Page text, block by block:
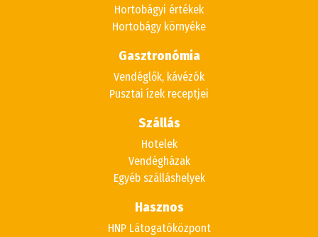
Hortobágyi értékek
Hortobágy környéke
Gasztronómia
Vendéglők, kávézók
Pusztai ízek receptjei
Szállás
Hotelek
Vendégházak
Egyéb szálláshelyek
Hasznos
HNP Látogatóközpont